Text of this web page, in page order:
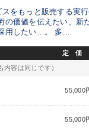
スをもっと販売する
の価値を伝えたい、新
用したい…。 多...
定 価
内容は同じです）
55,000
55,000